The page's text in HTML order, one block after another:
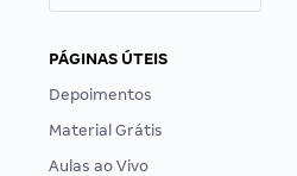
PÁGINAS ÚTEIS
Depoimentos
Material Grátis
Aulas ao Vivo